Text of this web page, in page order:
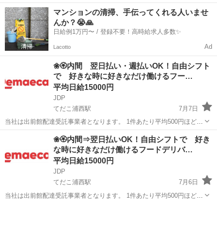
来高報酬制となります。 お届け範囲が片道10分程度のデリバリーばか
りです。 短時間でたくさんの件数を配達したい方にも、近所で気軽
に...
沖縄 宜野湾市 てだこ浦西駅 配送 貨物
マンションの清掃、手伝ってくれる人いませ
んか？😭🙏
日給例1万円〜 / 登録不要！高時給求人多数✨
Lacotto Ad
❀🏵️内間 翌日払い・週払いOK！自由シフト
で 好きな時に好きなだけ働けるフー…
平均日給15000円
JDP
てだこ浦西駅
7月7日
当社は出前館配達受託事業者となります。 1件あたり平均500円ほどの
出来高報酬制となります。 お届け範囲が片道10分程度のデリバリーば
に配...
てだこ浦西駅 出前館
❀🏵️内間⇒翌日払いOK！自由シフトで 好き
な時に好きなだけ働けるフードデリバ…
平均日給15000円
JDP
てだこ浦西駅
7月6日
当社は出前館配達受託事業者となります。 1件あたり平均500円ほどの